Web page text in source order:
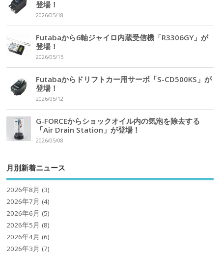
登場！
2026/05/18
Futabaから6軸ジャイロ内蔵受信機「R3306GY」が
登場！
2026/05/15
Futabaからドリフトカー用サーボ「S-CD500KS」が
登場！
2026/05/12
G-FORCEからショックオイル内の気泡を除去する
「Air Drain Station」が登場！
2026/05/08
月別新着ニュース
2026年8月 (3)
2026年7月 (4)
2026年6月 (5)
2026年5月 (8)
2026年4月 (6)
2026年3月 (7)